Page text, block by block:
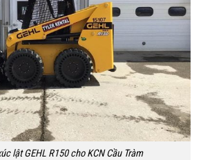
lật GEHL R150 cho KCN Cầu Tràm